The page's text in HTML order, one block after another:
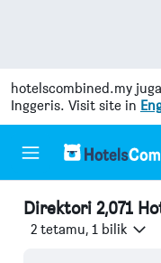
hotelscombined.my
Inggeris. Visit site in
Direktori 2,071
2 tetamu, 1 bilik